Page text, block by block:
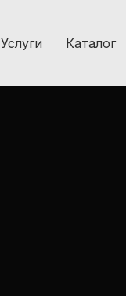
Услуги Каталог